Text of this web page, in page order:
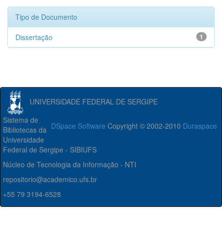
Tipo de Documento
1
Dissertação
UNIVERSIDADE FEDERAL DE SERGIPE
DSpace Software Copyright © 2002-2010 Duraspace
Sistema de
Bibliotecas da
Universidade
Federal de Sergipe - SIBIUFS
Núcleo de Tecnologia da Informação - NTI
repositorio@academico.ufs.br
+55 79 3194-6528